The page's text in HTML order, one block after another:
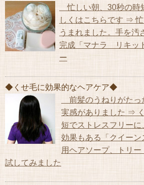
忙しい朝、30秒の時
しくはこちらです ⇒
うまれました。手を汚
完成「マナラ リキッ
ー
◆くせ毛に効果的なヘアケア◆
前髪のうねりがたっ
実感がありました ⇒
短でストレスフリー
効果もある「クイー
用ヘアソープ、トリ
試してみました